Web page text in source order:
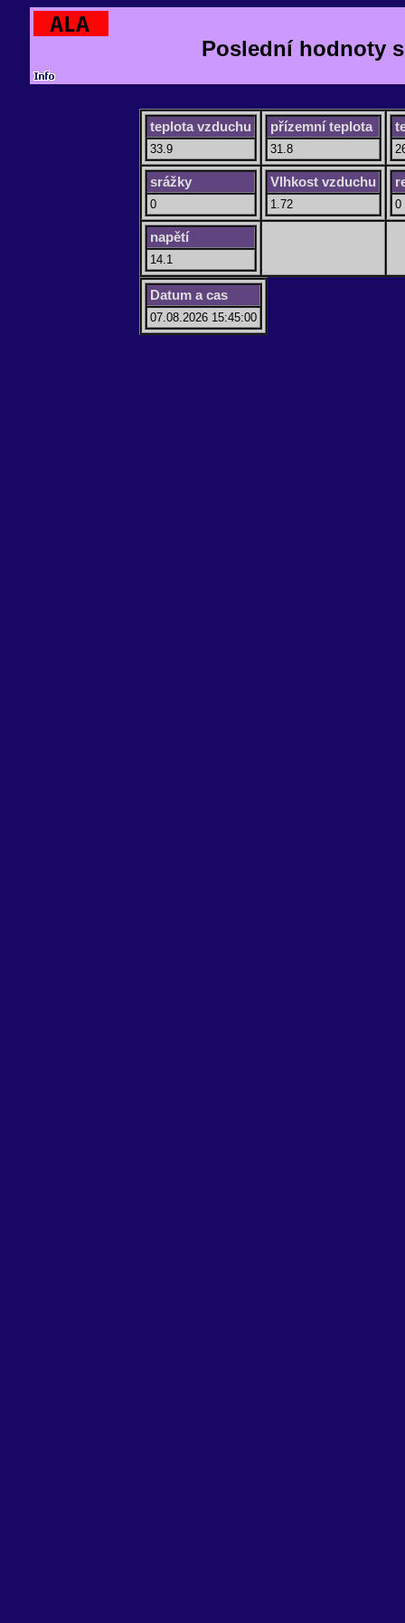
Poslední hodnoty
teplota vzduchu
33.9
přízemní teplota
31.8
srážky
0
Vlhkost vzduchu
1.72 0
napětí
14.1
Datum a cas
07.08.2026 15:45:00